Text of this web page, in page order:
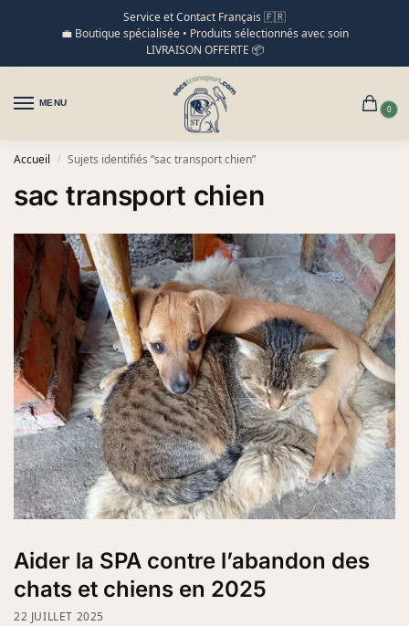
Service et Contact Français 🇫🇷
💼 Boutique spécialisée • Produits sélectionnés avec soin
LIVRAISON OFFERTE 📦
MENU
0
Accueil / Sujets identifiés “sac transport chien”
sac transport chien
Aider la SPA contre l’abandon des
chats et chiens en 2025
22 JUILLET 2025